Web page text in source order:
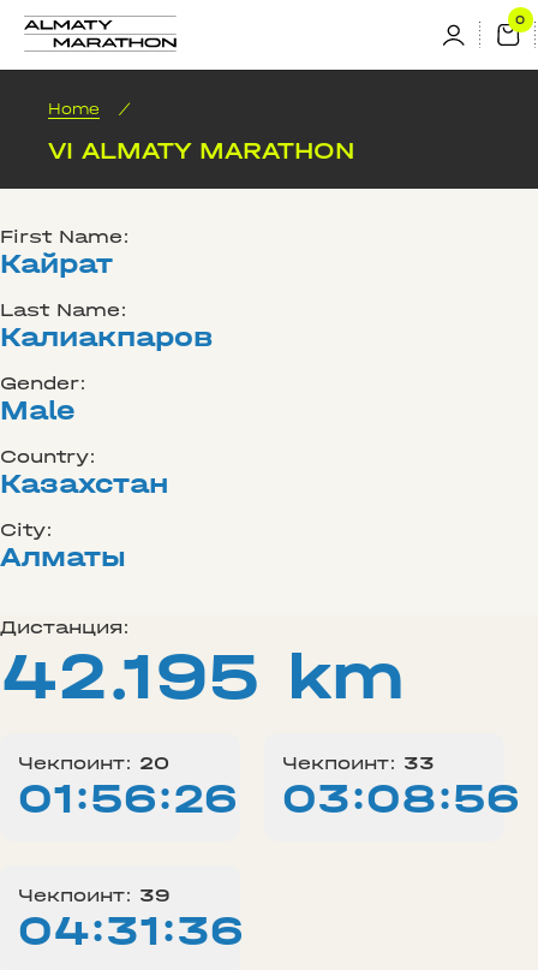
Home /
VI ALMATY MARATHON
First Name:
Кайрат
Last Name:
Калиакпаров
Gender:
Male
Country:
Казахстан
City:
Алматы
Дистанция:
42.195 km
Чекпоинт: 20
01:56:26
Чекпоинт: 33
03:08:56
Чекпоинт: 39
04:31:36